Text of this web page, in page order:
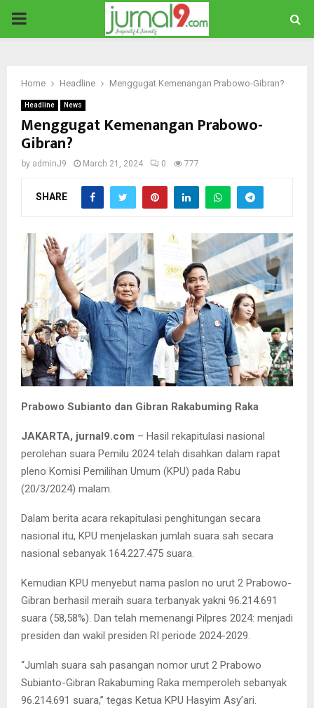
PRIMARY
Home Headline Menggugat Kemenangan Prabowo-Gibran?
Headline News
Menggugat Kemenangan Prabowo-
Gibran?
by adminJ9 March 21, 2024 0 777
SHARE
Prabowo Subianto dan Gibran Rakabuming Raka
JAKARTA, jurnal9.com – Hasil rekapitulasi nasional
perolehan suara Pemilu 2024 telah disahkan dalam rapat
pleno Komisi Pemilihan Umum (KPU) pada Rabu
(20/3/2024) malam.
Dalam berita acara rekapitulasi penghitungan secara
nasional itu, KPU menjelaskan jumlah suara sah secara
nasional sebanyak 164.227.475 suara.
Kemudian KPU menyebut nama paslon no urut 2 Prabowo-
Gibran berhasil meraih suara terbanyak yakni 96.214.691
suara (58,58%). Dan telah memenangi Pilpres 2024: menjadi
presiden dan wakil presiden RI periode 2024-2029.
“Jumlah suara sah pasangan nomor urut 2 Prabowo
Subianto-Gibran Rakabuming Raka memperoleh sebanyak
96.214.691 suara,” tegas Ketua KPU Hasyim Asy’ari.